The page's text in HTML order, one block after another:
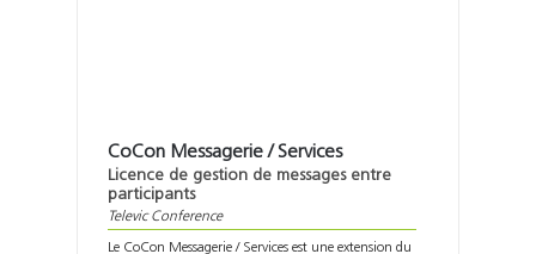
CoCon Messagerie / Services
Licence de gestion de messages entre
participants
Televic Conference
Le CoCon Messagerie / Services est une extension du